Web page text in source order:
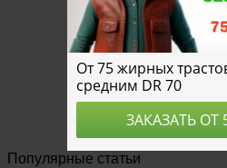
Популярные статьи